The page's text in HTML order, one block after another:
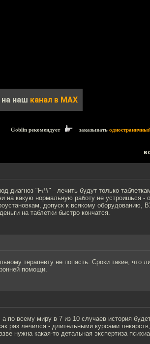
наш канал в MAX
Goblin рекомендует заказывать
диагноз "F##" - лечить будут только
на какую нормальную работу не устроишься -
допуск к всякому оборудованию,
на таблетки быстро кончатся.
терапевту не попасть. Сроки такие, что
помощи.
по всему миру в 7 из 10 случаев история
раз лечился - длительными курсами
нужна какая-то детальная экспертиза